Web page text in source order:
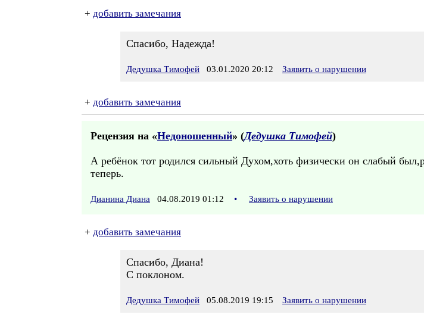
+ добавить замечания
Спасибо, Надежда!
Дедушка Тимофей 03.01.2020 20:12 Заявить о нарушении
+ добавить замечания
Рецензия на «Недоношенный» (Дедушка Тимофей)
А ребёнок тот родился сильный Духом,хоть физически он слабый
теперь.
Дианина Диана 04.08.2019 01:12 • Заявить о нарушении
+ добавить замечания
Спасибо, Диана!
С поклоном.
Дедушка Тимофей 05.08.2019 19:15 Заявить о нарушении